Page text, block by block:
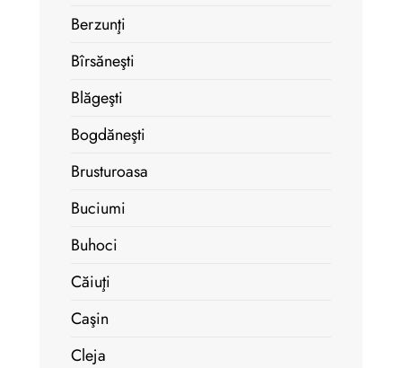
Berzunţi
Bîrsăneşti
Blăgeşti
Bogdăneşti
Brusturoasa
Buciumi
Buhoci
Căiuţi
Caşin
Cleja